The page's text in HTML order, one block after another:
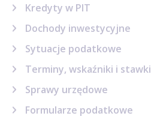
Kredyty w PIT
Dochody inwestycyjne
Sytuacje podatkowe
Terminy, wskaźniki i stawki
Sprawy urzędowe
Formularze podatkowe